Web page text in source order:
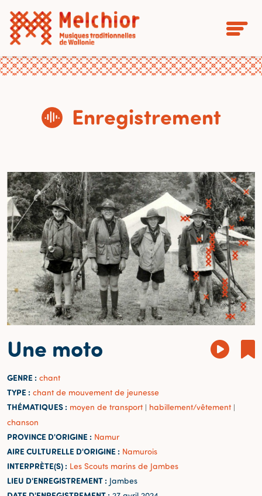
Enregistrement
Une moto
GENRE : chant
TYPE : chant de mouvement de jeunesse
THÉMATIQUES : moyen de transport | habillement/vêtement |
chanson
PROVINCE D'ORIGINE : Namur
AIRE CULTURELLE D'ORIGINE : Namurois
INTERPRÈTE(S) : Les Scouts marins de Jambes
LIEU D'ENREGISTREMENT : Jambes